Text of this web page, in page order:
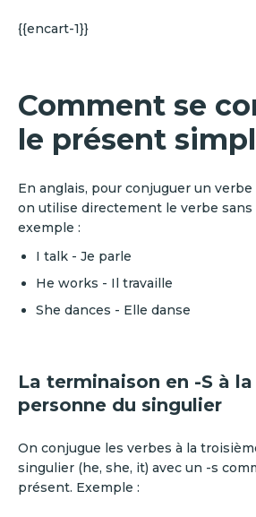
{{encart-1}}
Comment se
le présent
En anglais, pour conjuguer un
on utilise directement le verbe sans
exemple :
I talk - Je parle
He works - Il travaille
She dances - Elle danse
La terminaison en -S à
personne du singulier
On conjugue les verbes à la
singulier (he, she, it) avec un -s
présent. Exemple :